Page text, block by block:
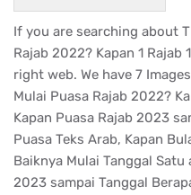
If you are searching about
Rajab 2022? Kapan 1
right web. We have 7
Mulai Puasa Rajab 2022?
Kapan Puasa Rajab 2023
Puasa Teks Arab, Kapan
Baiknya Mulai Tanggal Satu
2023 sampai Tanggal